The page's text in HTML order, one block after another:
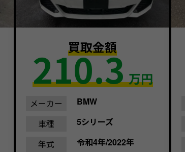
買取金額
210.3 万円
メーカー
BMW
車種
5シリーズ
年式
令和4年/2022年